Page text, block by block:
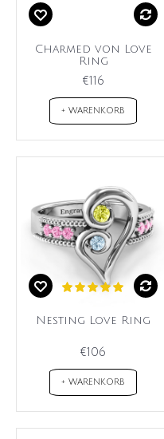
Charmed von Love
Ring
€116
+ WARENKORB
Nesting Love Ring
€106
+ WARENKORB